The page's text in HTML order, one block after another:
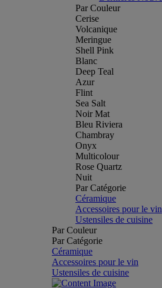
Par Couleur
Cerise
Volcanique
Meringue
Shell Pink
Blanc
Deep Teal
Azur
Flint
Sea Salt
Noir Mat
Bleu Riviera
Chambray
Onyx
Multicolour
Rose Quartz
Nuit
Par Catégorie
Céramique
Accessoires pour le vin
Ustensiles de cuisine
Par Couleur
Par Catégorie
Céramique
Accessoires pour le vin
Ustensiles de cuisine